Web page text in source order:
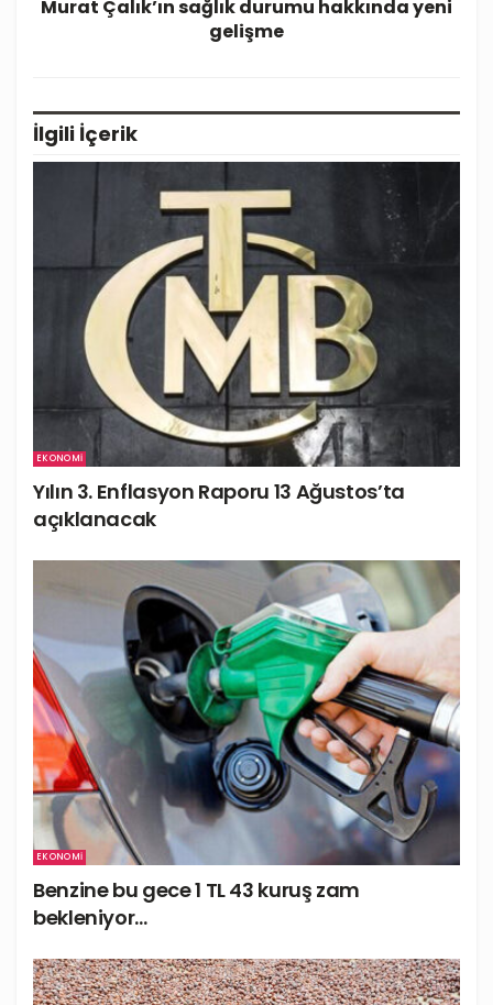
Murat Çalık’ın sağlık durumu hakkında yeni
gelişme
İlgili İçerik
EKONOMI
Yılın 3. Enflasyon Raporu 13 Ağustos’ta
açıklanacak
EKONOMI
Benzine bu gece 1 TL 43 kuruş zam
bekleniyor…